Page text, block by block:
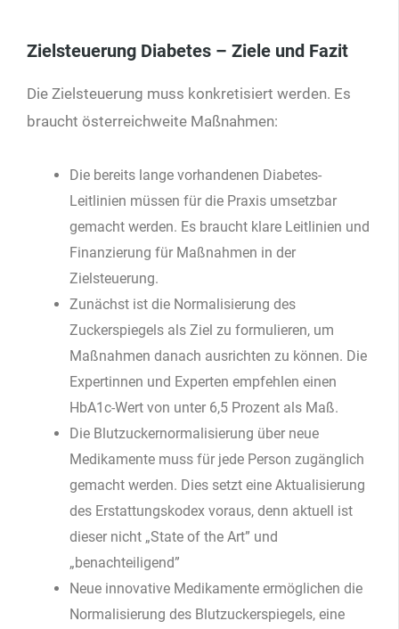
Zielsteuerung Diabetes – Ziele und Fazit
Die Zielsteuerung muss konkretisiert werden. Es
braucht österreichweite Maßnahmen:
Die bereits lange vorhandenen Diabetes-
Leitlinien müssen für die Praxis umsetzbar
gemacht werden. Es braucht klare Leitlinien und
Finanzierung für Maßnahmen in der
Zielsteuerung.
Zunächst ist die Normalisierung des
Zuckerspiegels als Ziel zu formulieren, um
Maßnahmen danach ausrichten zu können. Die
Expertinnen und Experten empfehlen einen
HbA1c-Wert von unter 6,5 Prozent als Maß.
Die Blutzuckernormalisierung über neue
Medikamente muss für jede Person zugänglich
gemacht werden. Dies setzt eine Aktualisierung
des Erstattungskodex voraus, denn aktuell ist
dieser nicht „State of the Art” und
„benachteiligend”
Neue innovative Medikamente ermöglichen die
Normalisierung des Blutzuckerspiegels, eine